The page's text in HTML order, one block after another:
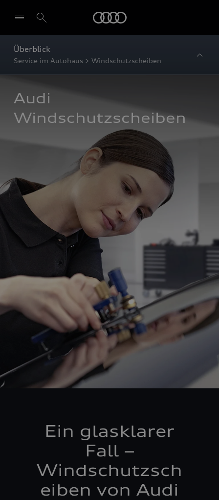
Überblick
Service im Autohaus > Windschutzscheiben
Audi
Windschutzscheiben
Ein glasklarer
Fall –
Windschutzsch
eiben von Audi